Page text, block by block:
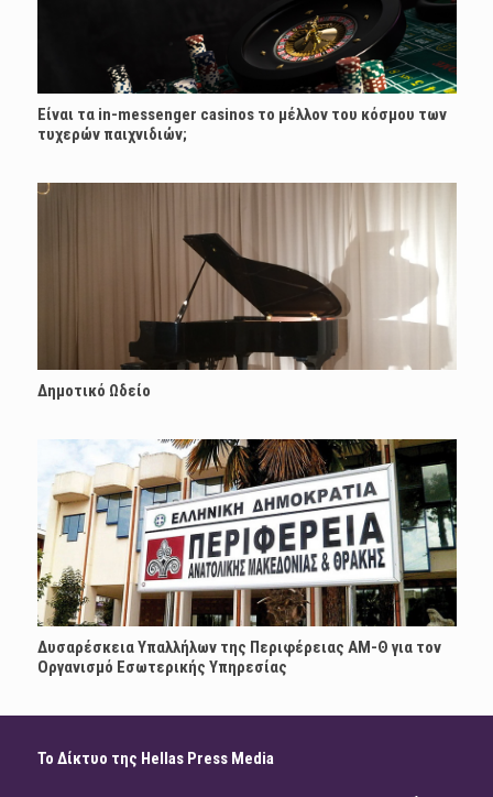
Είναι τα in-messenger casinos το μέλλον του κόσμου των
τυχερών παιχνιδιών;
Δημοτικό Ωδείο
Δυσαρέσκεια Υπαλλήλων της Περιφέρειας ΑΜ-Θ για τον
Οργανισμό Εσωτερικής Υπηρεσίας
Το Δίκτυο της Hellas Press Media